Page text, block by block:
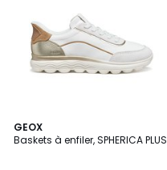
GEOX
Baskets à enfiler, SPHERICA PLUS